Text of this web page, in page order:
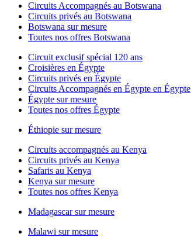
Circuits Accompagnés au Botswana
Circuits privés au Botswana
Botswana sur mesure
Toutes nos offres Botswana
Circuit exclusif spécial 120 ans
Croisières en Égypte
Circuits privés en Égypte
Circuits Accompagnés en Égypte en Égypte
Égypte sur mesure
Toutes nos offres Égypte
Éthiopie sur mesure
Circuits accompagnés au Kenya
Circuits privés au Kenya
Safaris au Kenya
Kenya sur mesure
Toutes nos offres Kenya
Madagascar sur mesure
Malawi sur mesure